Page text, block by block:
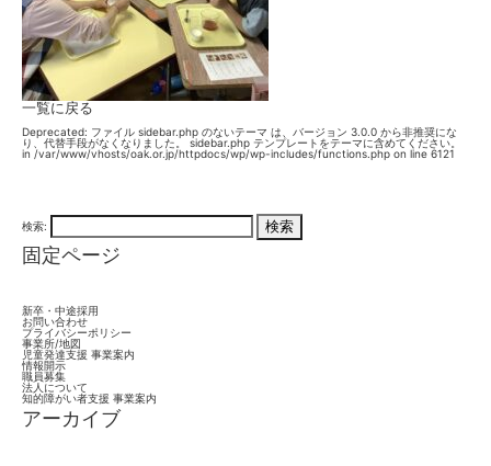
一覧に戻る
Deprecated: ファイル sidebar.php のないテーマ は、バージョン 3.0.0 から非推奨にな
り、代替手段がなくなりました。 sidebar.php テンプレートをテーマに含めてください。
in /var/www/vhosts/oak.or.jp/httpdocs/wp/wp-includes/functions.php on line 6121
検索:
固定ページ
新卒・中途採用
お問い合わせ
プライバシーポリシー
事業所/地図
児童発達支援 事業案内
情報開示
職員募集
法人について
知的障がい者支援 事業案内
アーカイブ